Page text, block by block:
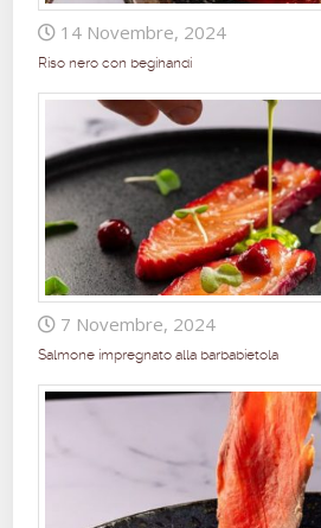
14 Novembre, 2024
Riso nero con begihandi
7 Novembre, 2024
Salmone impregnato alla barbabietola